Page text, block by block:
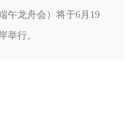
午龙舟会）将于6月19
举行。